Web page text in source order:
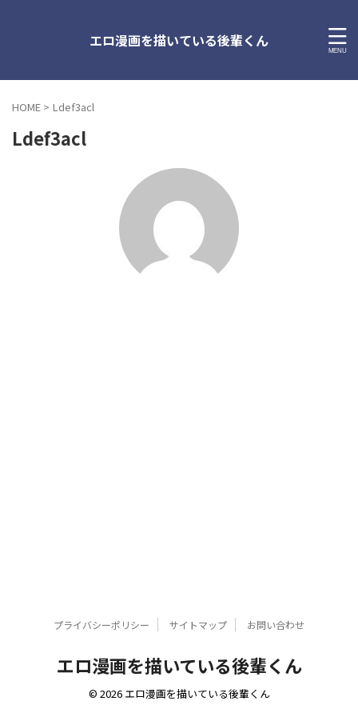
エロ漫画を描いている後輩くん
HOME > Ldef3acl
Ldef3acl
プライバシーポリシー サイトマップ お問い合わせ
エロ漫画を描いている後輩くん
© 2026 エロ漫画を描いている後輩くん